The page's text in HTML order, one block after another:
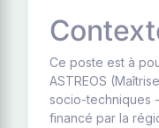
Ce poste est à
ASTREOS
socio-techniques
financé par la